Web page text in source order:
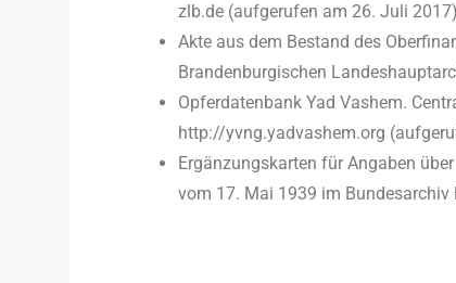
zlb.de (aufgerufen am 26. Juli
Akte aus dem Bestand des
Brandenburgischen
Opferdatenbank Yad Vashem.
http://yvng.yadvashem.org
Ergänzungskarten für Angaben
vom 17. Mai 1939 im Bundesarchiv